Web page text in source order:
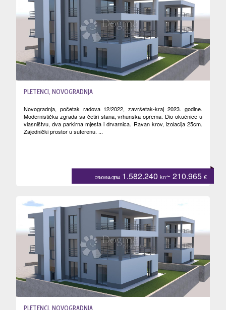
PLETENCI, NOVOGRADNJA
Novogradnja, početak radova 12/2022, završetak-kraj 2023. godine.
Modernistička zgrada sa četiri stana, vrhunska oprema. Dio okućnice u
vlasništvu, dva parkirna mjesta i drvarnica. Ravan krov, izolacija 25cm.
Zajednički prostor u suterenu. ...
OSNOVNA CIJENA 1.582.240 kn~ 210.965 €
PLETENCI, NOVOGRADNJA